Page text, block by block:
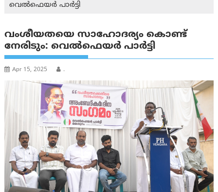
വെൽഫെയർ പാർട്ടി
വംശീയതയെ സാഹോദര്യം കൊണ്ട്
നേരിടും: വെൽഫെയർ പാർട്ടി
Apr 15, 2025 .